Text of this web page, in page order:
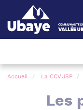
Accueil La CCVUSP
Les
Panneau de gestion des